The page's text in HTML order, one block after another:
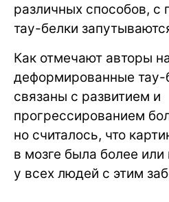
различных способов,
тау-белки
Как отмечают авторы
деформированные тау-
связаны с развитием и
прогрессированием
но считалось, что
в мозге была более
у всех людей с этим